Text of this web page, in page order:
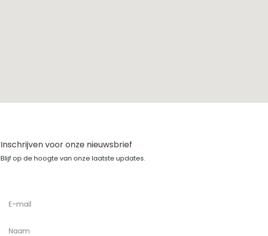
Inschrijven voor onze nieuwsbrief
Blijf op de hoogte van onze laatste updates.